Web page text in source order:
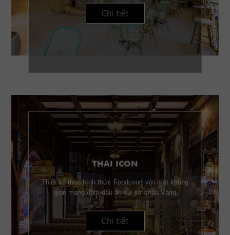
Chi tiết
THAI ICON
Thiết kế theo hình thức Foodcourt với một không
gian mang đậm dấu ấn xứ sở chùa Vàng
Chi tiết